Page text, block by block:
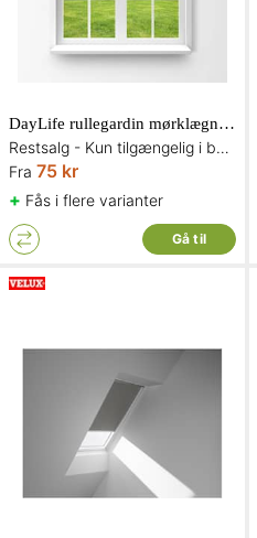
DayLife rullegardin mørklægning i hvid
Restsalg - Kun tilgængelig i begrænset antal og så længe lager haves
Fra 75 kr
+ Fås i flere varianter
Gå til